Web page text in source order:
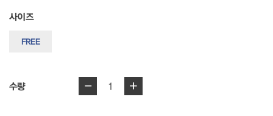
사이즈
FREE
수량 - 1 +